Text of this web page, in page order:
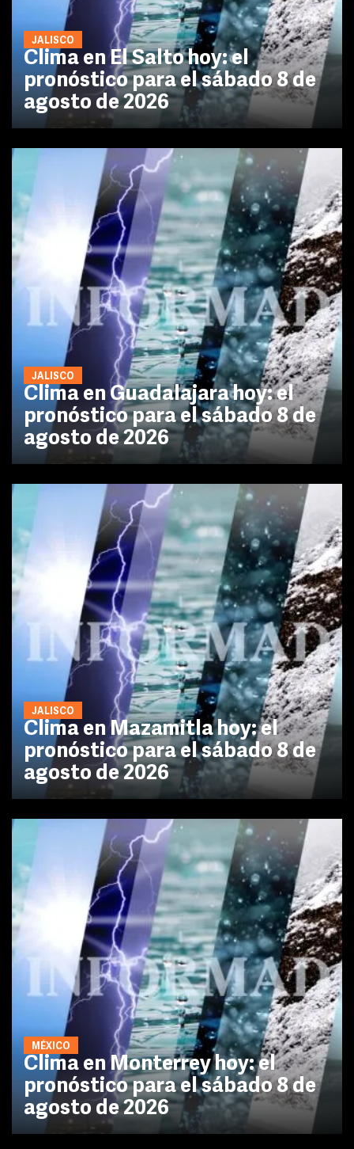
JALISCO
Clima en El Salto hoy: el
pronóstico para el sábado 8 de
agosto de 2026
JALISCO
Clima en Guadalajara hoy: el
pronóstico para el sábado 8 de
agosto de 2026
JALISCO
Clima en Mazamitla hoy: el
pronóstico para el sábado 8 de
agosto de 2026
MÉXICO
Clima en Monterrey hoy: el
pronóstico para el sábado 8 de
agosto de 2026